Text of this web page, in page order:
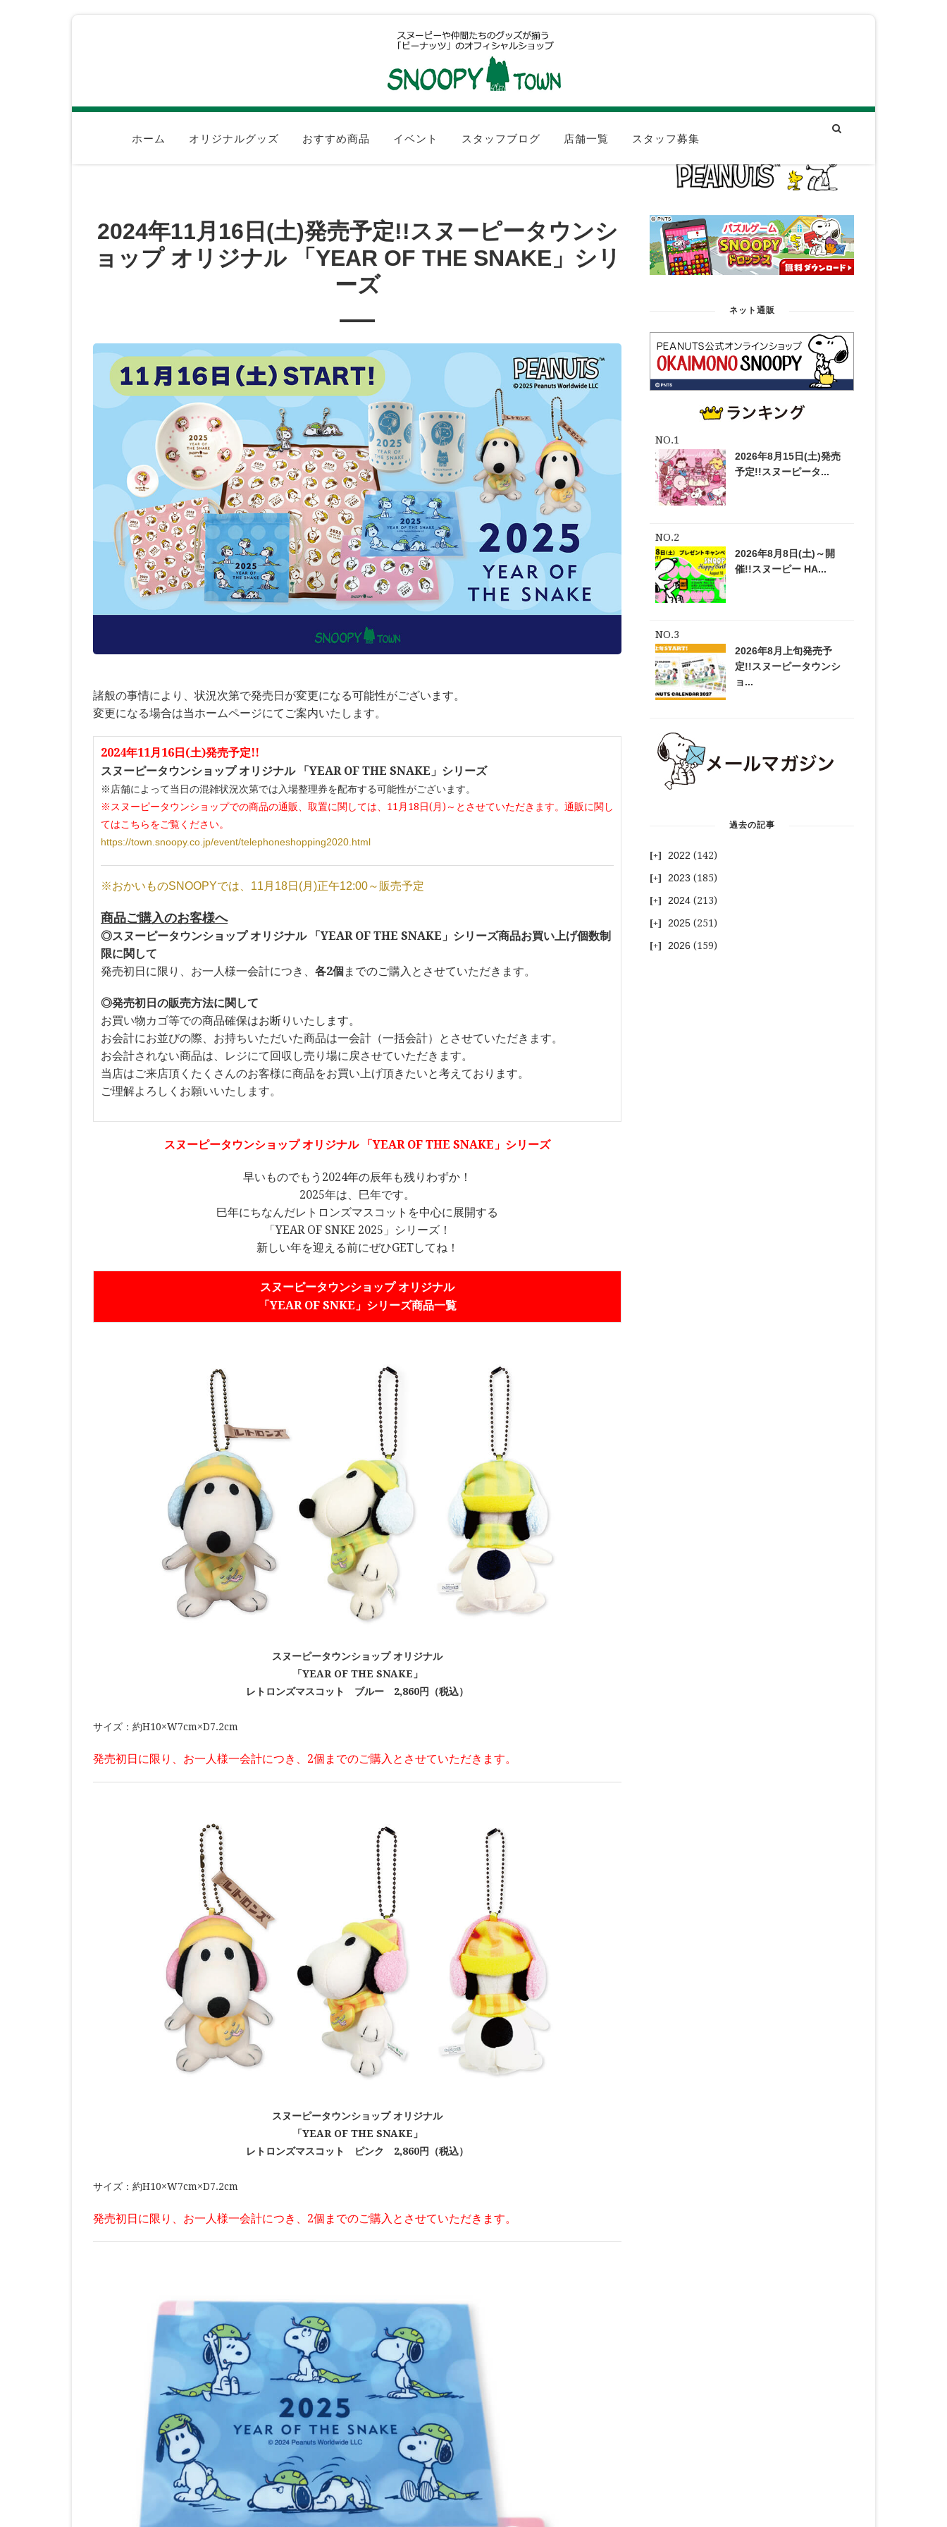
ホーム オリジナルグッズ おすすめ商品 イベント スタッフブログ 店舗一覧 スタッフ募集
2024年11月16日(土)発売予定!!スヌーピータウンシ
ョップ オリジナル 「YEAR OF THE SNAKE」シリ
ーズ
諸般の事情により、状況次第で発売日が変更になる可能性がございます。
変更になる場合は当ホームページにてご案内いたします。
2024年11月16日(土)発売予定!!
スヌーピータウンショップ オリジナル 「YEAR OF THE SNAKE」シリーズ
※店舗によって当日の混雑状況次第では入場整理券を配布する可能性がございます。
※スヌーピータウンショップでの商品の通販、取置に関しては、11月18日(月)～とさせていただきます。 通販に関し
てはこちらをご覧ください。
https://town.snoopy.co.jp/event/telephoneshopping2020.html
※おかいものSNOOPYでは、11月18日(月)正午12:00～販売予定
商品ご購入のお客様へ
◎スヌーピータウンショップ オリジナル 「YEAR OF THE SNAKE」シリーズ商品お買い上げ個数制
限に関して
発売初日に限り、お一人様一会計につき、 各2個 までのご購入とさせていただきます。
◎発売初日の販売方法に関して
お買い物カゴ等での商品確保はお断りいたします。
お会計にお並びの際、お持ちいただいた商品は一会計（一括会計）とさせていただきます。
お会計されない商品は、レジにて回収し売り場に戻させていただきます。
当店はご来店頂くたくさんのお客様に商品をお買い上げ頂きたいと考えております。
ご理解よろしくお願いいたします。
スヌーピータウンショップ オリジナル 「YEAR OF THE SNAKE」シリーズ
早いものでもう2024年の辰年も残りわずか！
2025年は、巳年です。
巳年にちなんだレトロンズマスコットを中心に展開する
「YEAR OF SNKE 2025」シリーズ！
新しい年を迎える前にぜひGETしてね！
スヌーピータウンショップ オリジナル
「YEAR OF SNKE」シリーズ商品一覧
スヌーピータウンショップ オリジナル
「YEAR OF THE SNAKE」
レトロンズマスコット ブルー 2,860円（税込）
サイズ：約H10×W7cm×D7.2cm
発売初日に限り、お一人様一会計につき、2個までのご購入とさせていただきます。
スヌーピータウンショップ オリジナル
「YEAR OF THE SNAKE」
レトロンズマスコット ピンク 2,860円（税込）
サイズ：約H10×W7cm×D7.2cm
発売初日に限り、お一人様一会計につき、2個までのご購入とさせていただきます。
ネット通販
2026年8月15日(土)発売
予定!!スヌーピータ...
2026年8月8日(土)～開
催!!スヌーピー HA...
2026年8月上旬発売予
定!!スヌーピータウンシ
ョ...
過去の記事
2022 (142)
2023 (185)
2024 (213)
2025 (251)
2026 (159)